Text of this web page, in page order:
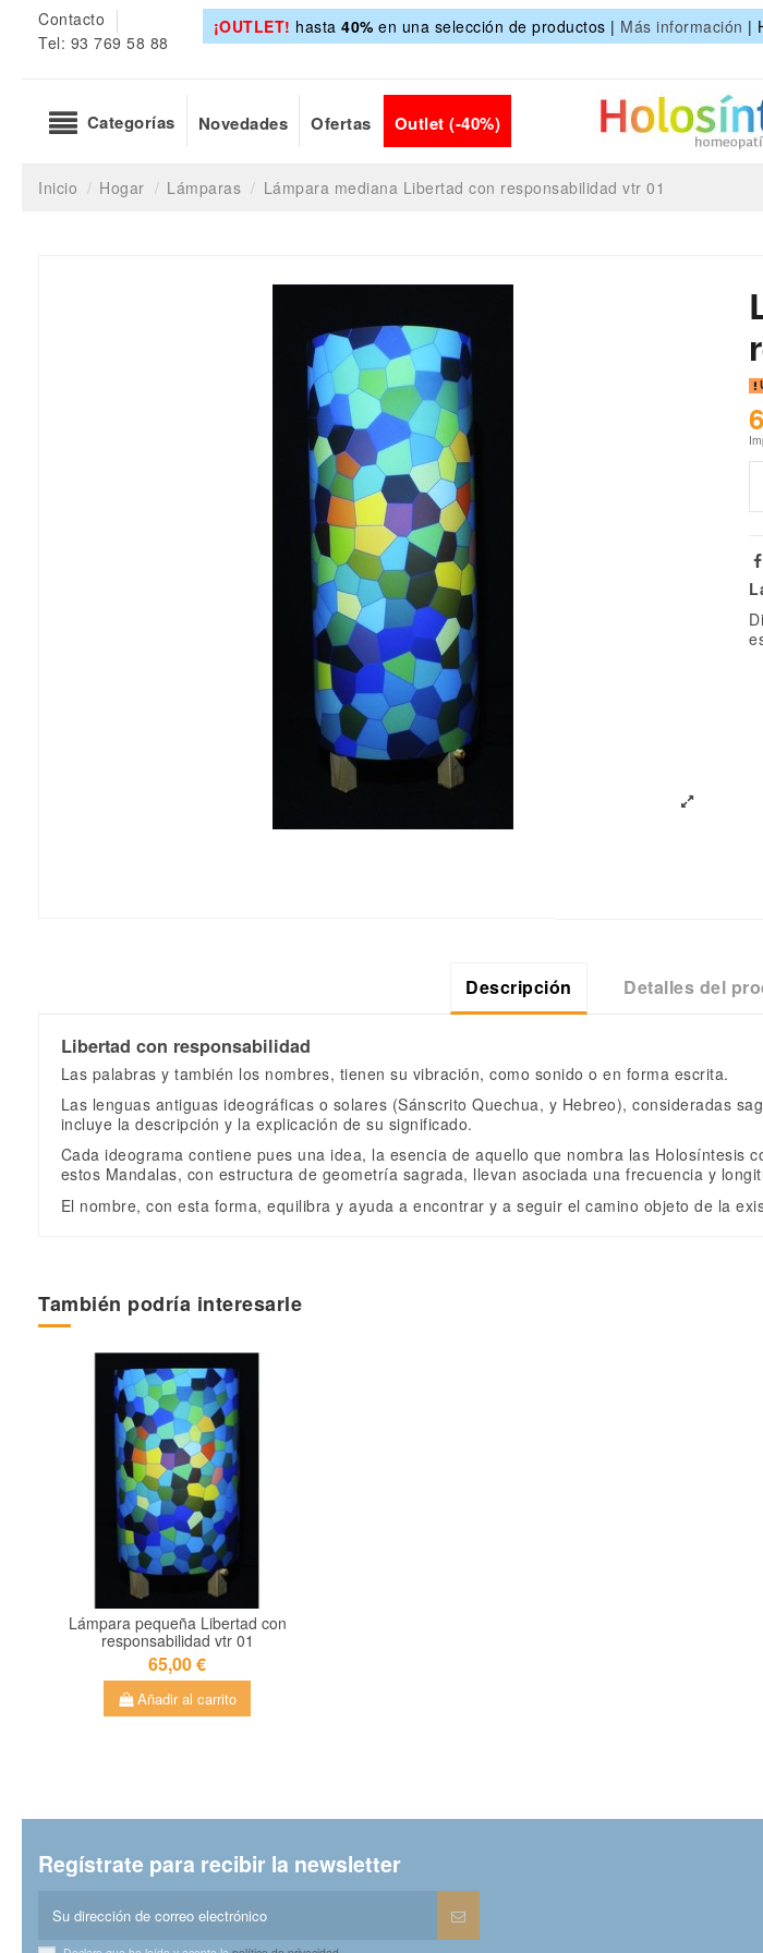
Contacto
Tel: 93 769 58 88
¡OUTLET! hasta 40% en una selección de productos | Más información |
Categorías Novedades Ofertas Outlet (-40%)
Inicio Hogar Lámparas Lámpara mediana Libertad con responsabilidad vtr 01
Descripción Detalles del
Libertad con responsabilidad
Las palabras y también los nombres, tienen su vibración, como sonido o en forma escrita.
Las lenguas antiguas ideográficas o solares (Sánscrito Quechua, y Hebreo), consideradas
incluye la descripción y la explicación de su significado.
Cada ideograma contiene pues una idea, la esencia de aquello que nombra las
estos Mandalas, con estructura de geometría sagrada, llevan asociada una frecuencia y
El nombre, con esta forma, equilibra y ayuda a encontrar y a seguir el camino objeto de la
Referencia
También podría interesarle
Lámpara pequeña Libertad con
responsabilidad vtr 01
65,00 €
Añadir al carrito
Regístrate para recibir la newsletter